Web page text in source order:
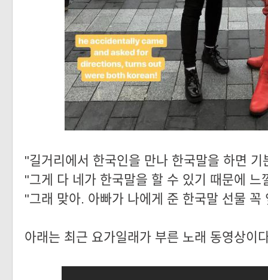
"길거리에서 한국인을 만나 한국말을 하면
"그게 다 네가 한국말을 할 수 있기 때문에 느
"그래 맞아. 아빠가 나에게 준 한국말 선물 꼭
아래는 최근 요가일래가 부른 노래 동영상이